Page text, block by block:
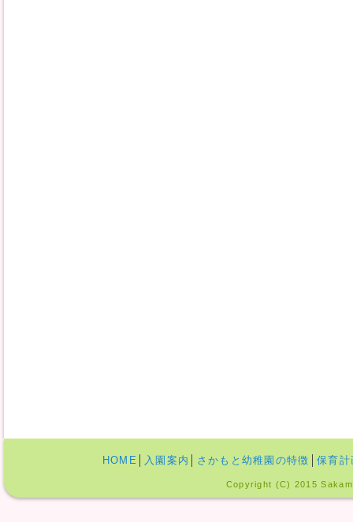
HOME 入園案内 さかもと幼稚園の特徴 保育計
Copyright (C) 2015